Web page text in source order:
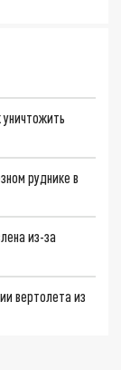
руднике в
из-за
вертолета из